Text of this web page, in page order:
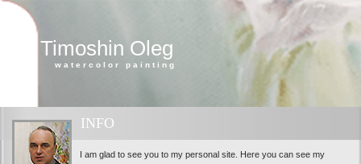
Timoshin Oleg
watercolor painting
INFO
I am glad to see you to my personal site. Here you can see my